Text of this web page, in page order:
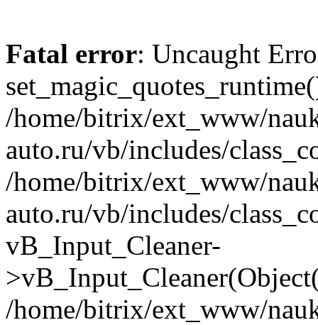
Fatal error: Uncaught
/home/bitrix/ext_www/
auto.ru/vb/includes/
/home/bitrix/ext_www/
auto.ru/vb/includes/
vB_Input_Cleaner-
/home/bitrix/ext_www/